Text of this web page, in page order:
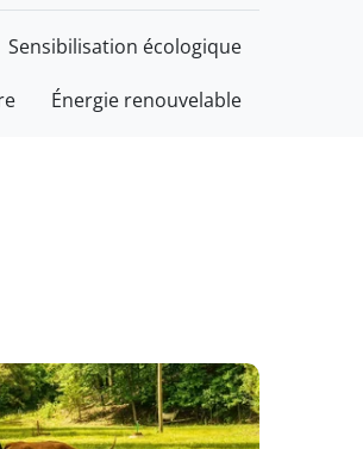
Sensibilisation écologique
Énergie renouvelable